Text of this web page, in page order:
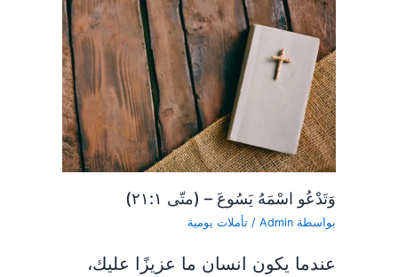
وَتَدْعُو اسْمَهُ يَسُوعَ – (متّى ٢١:١)
بواسطة Admin
/تأملات يومية
عندما يكون انسان ما عزيزًا عليك،